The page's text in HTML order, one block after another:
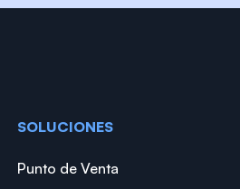
SOLUCIONES
Punto de Venta